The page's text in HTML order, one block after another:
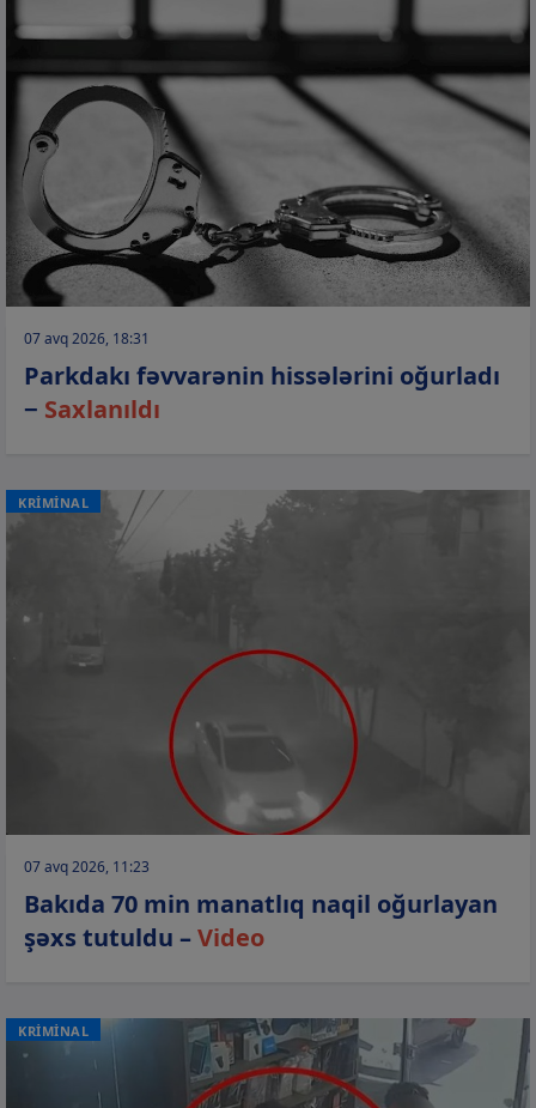
07 avq 2026, 18:31
Parkdakı fəvvarənin hissələrini oğurladı
− Saxlanıldı
KRİMİNAL
07 avq 2026, 11:23
Bakıda 70 min manatlıq naqil oğurlayan
şəxs tutuldu –Video
KRİMİNAL